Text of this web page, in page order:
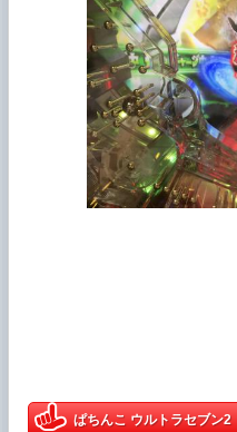
ぱちんこ ウルトラセブン2